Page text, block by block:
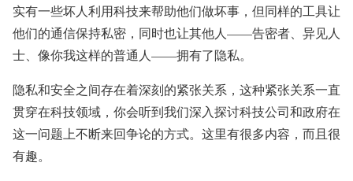
实有一些坏人利用科技来帮助他们做坏事，但同样的工具让
他们的通信保持私密，同时也让其他人——告密者、异见人
士、像你我这样的普通人——拥有了隐私。
隐私和安全之间存在着深刻的紧张关系，这种紧张关系一直
贯穿在科技领域，你会听到我们深入探讨科技公司和政府在
这一问题上不断来回争论的方式。这里有很多内容，而且很
有趣。